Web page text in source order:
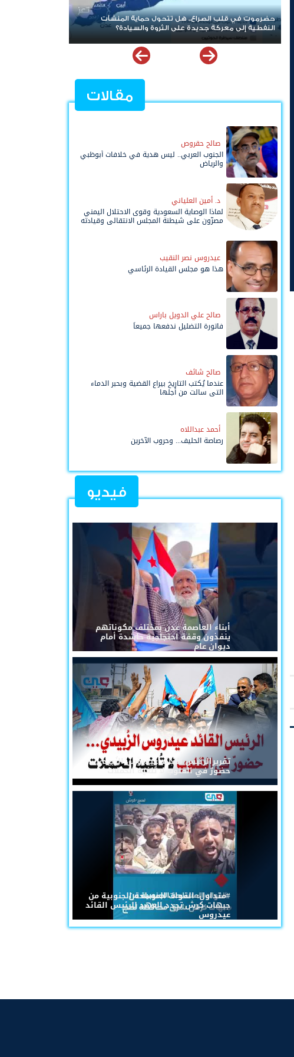
حضرموت في قلب الصراع.. هل تتحول حماية المنشآت
النفطية إلى معركة جديدة على الثروة والسيادة؟
بعد حرب الممرات
قراءة قضية شعب
مقالات
صالح حقروص
الجنوب العربي.. ليس هدية في خلافات أبوظبي
والرياض
د. أمين العلياني
لماذا الوصاية السعودية وقوى الاحتلال اليمني
مصرّون على شيطنة المجلس الانتقالي وقيادته
عيدروس نصر النقيب
هذا هو مجلس القيادة الرئاسي
صالح علي الدويل باراس
فاتورة التضليل ندفعها جميعاً
صالح شائف
عندما يُكتب التاريخ بيراع القضية وبحبر الدماء
التي سالت من أجلها
أحمد عبداللاه
رصاصة الحليف... وحروب الآخرين
فيديو
أبناء العاصمة عدن بمختلف مكوناتهم
ينفذون وقفة احتجاجية حاشدة أمام
ديوان عام
تقريرالرئيس القائد عيدروس الزُبيدي...
حضورٌ في القلوب لا تُلغيه الحملات
#متداول: القوات المسلحة الجنوبية من
جبهات كرش تجدد العهد للرئيس القائد
عيدروس